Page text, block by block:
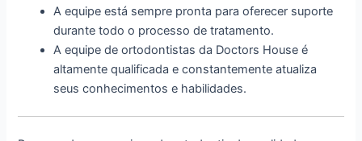
A equipe está sempre pronta para oferecer suporte
durante todo o processo de tratamento.
A equipe de ortodontistas da Doctors House é
altamente qualificada e constantemente atualiza
seus conhecimentos e habilidades.